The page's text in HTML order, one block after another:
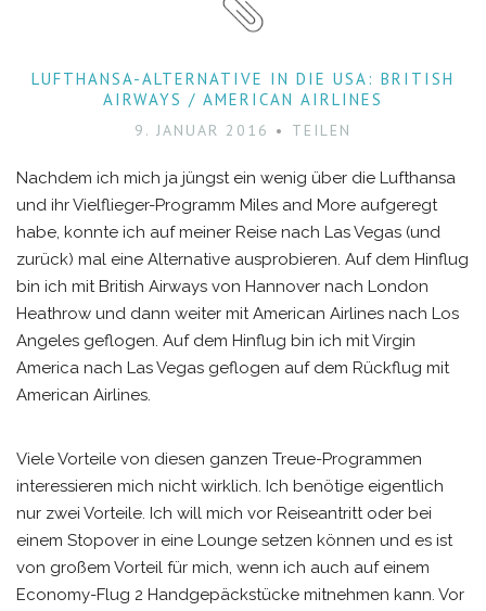
LUFTHANSA-ALTERNATIVE IN DIE USA: BRITISH
AIRWAYS / AMERICAN AIRLINES
9. JANUAR 2016 TEILEN
Nachdem ich mich ja jüngst ein wenig über die Lufthansa
und ihr Vielflieger-Programm Miles and More aufgeregt
habe, konnte ich auf meiner Reise nach Las Vegas (und
zurück) mal eine Alternative ausprobieren. Auf dem Hinflug
bin ich mit British Airways von Hannover nach London
Heathrow und dann weiter mit American Airlines nach Los
Angeles geflogen. Auf dem Hinflug bin ich mit Virgin
America nach Las Vegas geflogen auf dem Rückflug mit
American Airlines.
Viele Vorteile von diesen ganzen Treue-Programmen
interessieren mich nicht wirklich. Ich benötige eigentlich
nur zwei Vorteile. Ich will mich vor Reiseantritt oder bei
einem Stopover in eine Lounge setzen können und es ist
von großem Vorteil für mich, wenn ich auch auf einem
Economy-Flug 2 Handgepäckstücke mitnehmen kann. Vor